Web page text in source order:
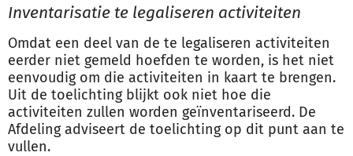
Inventarisatie te legaliseren activiteiten
Omdat een deel van de te legaliseren activiteiten
eerder niet gemeld hoefden te worden, is het niet
eenvoudig om die activiteiten in kaart te brengen.
Uit de toelichting blijkt ook niet hoe die
activiteiten zullen worden geïnventariseerd. De
Afdeling adviseert de toelichting op dit punt aan te
vullen.